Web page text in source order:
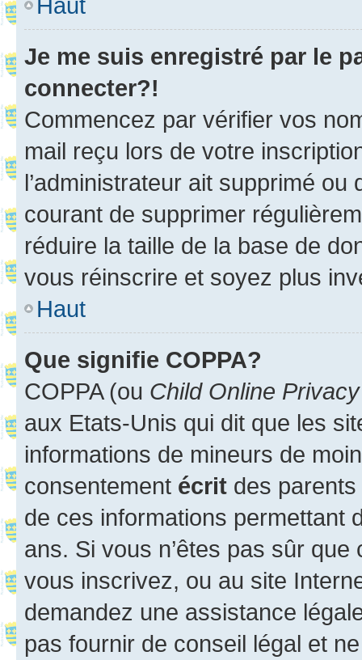
Je me suis enregistré par le
connecter?!
Commencez par vérifier vos
mail reçu lors de votre
l’administrateur ait supprimé
courant de supprimer
réduire la taille de la base de
vous réinscrire et soyez plus
Haut
Que signifie COPPA?
COPPA (ou Child Online
aux Etats-Unis qui dit que les
informations de mineurs de
consentement écrit des parents
de ces informations permettant
ans. Si vous n’êtes pas sûr
vous inscrivez, ou au site
demandez une assistance
pas fournir de conseil légal et